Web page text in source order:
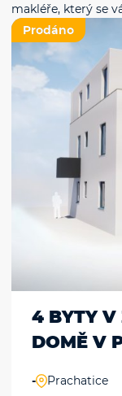
makléře, který se
Prodáno
4 BYTY V
DOMĚ V
- Prachatice